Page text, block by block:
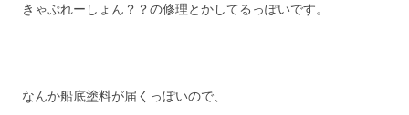
きゃぷれーしょん？？の修理とかしてるっぽいです。
なんか船底塗料が届くっぽいので、